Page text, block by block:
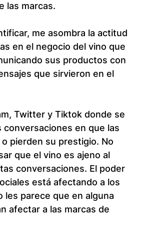
las marcas.
me asombra la actitud
en el negocio del vino que
sus productos con
que sirvieron en el
Twitter y Tiktok donde se
conversaciones en que las
o pierden su prestigio. No
que el vino es ajeno al
conversaciones. El poder
está afectando a los
les parece que en alguna
afectar a las marcas de